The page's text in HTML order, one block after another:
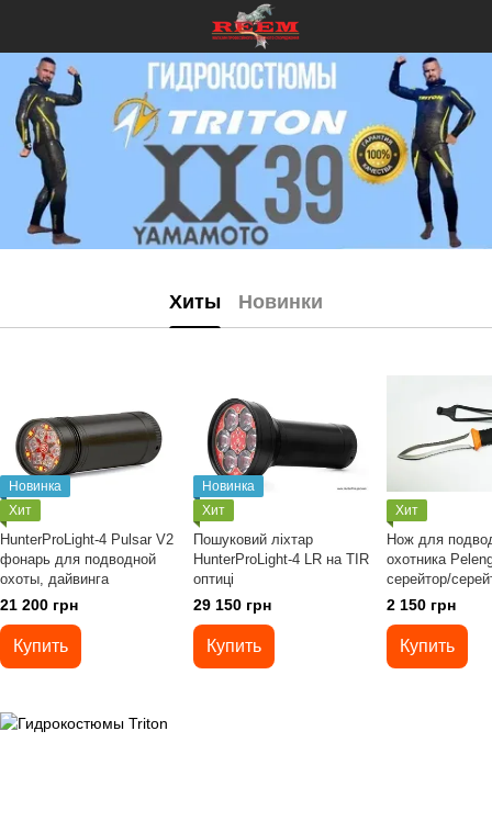
Хиты Новинки
Новинка
Хит
HunterProLight-4 Pulsar V2
фонарь для подводной
охоты, дайвинга
21 200 грн
Купить
Новинка
Хит
Пошуковий ліхтар
HunterProLight-4 LR на TIR
оптиці
29 150 грн
Купить
Хит
Нож для
охотника
серейтор/
2 150 грн
Купить